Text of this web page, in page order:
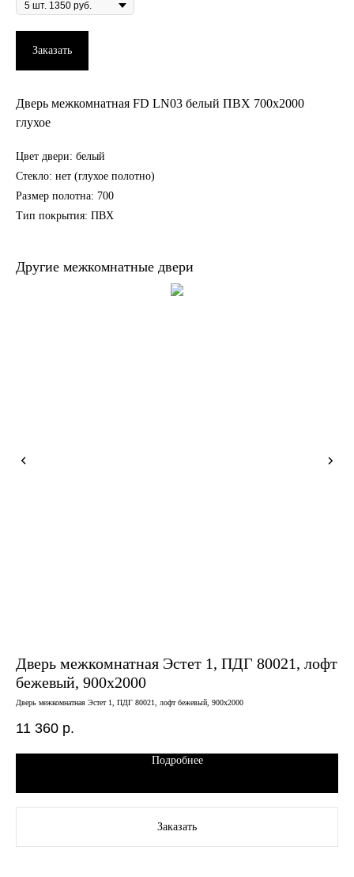
Заказать
Дверь межкомнатная FD LN03 белый ПВХ 700х2000
глухое
Цвет двери: белый
Стекло: нет (глухое полотно)
Размер полотна: 700
Тип покрытия: ПВХ
Другие межкомнатные двери
Дверь межкомнатная Эстет 1, ПДГ 80021, лофт
бежевый, 900х2000
Дверь межкомнатная Эстет 1, ПДГ 80021, лофт бежевый, 900х2000
11 360 р.
Подробнее
Заказать